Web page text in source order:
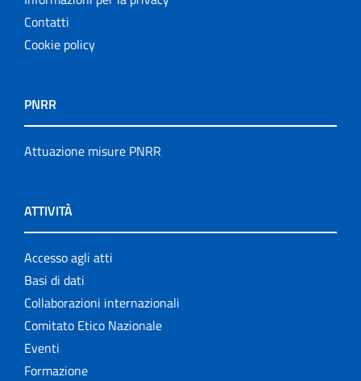
Contatti
Cookie policy
PNRR
Attuazione misure PNRR
ATTIVITÀ
Accesso agli atti
Basi di dati
Collaborazioni internazionali
Comitato Etico Nazionale
Eventi
Formazione